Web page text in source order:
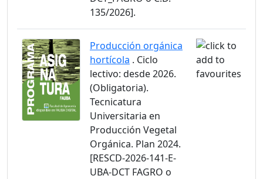
135/2026].
Producción orgánica
hortícola . Ciclo
lectivo: desde 2026.
(Obligatoria).
Tecnicatura
Universitaria en
Producción Vegetal
Orgánica. Plan 2024.
[RESCD-2026-141-E-
UBA-DCT FAGRO o